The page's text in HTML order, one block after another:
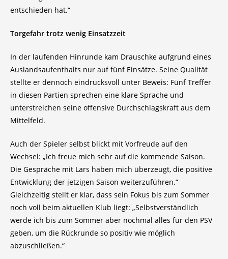
entschieden hat.“
Torgefahr trotz wenig Einsatzzeit
In der laufenden Hinrunde kam Drauschke aufgrund eines
Auslandsaufenthalts nur auf fünf Einsätze. Seine Qualität
stellte er dennoch eindrucksvoll unter Beweis: Fünf Treffer
in diesen Partien sprechen eine klare Sprache und
unterstreichen seine offensive Durchschlagskraft aus dem
Mittelfeld.
Auch der Spieler selbst blickt mit Vorfreude auf den
Wechsel: „Ich freue mich sehr auf die kommende Saison.
Die Gespräche mit Lars haben mich überzeugt, die positive
Entwicklung der jetzigen Saison weiterzuführen.“
Gleichzeitig stellt er klar, dass sein Fokus bis zum Sommer
noch voll beim aktuellen Klub liegt: „Selbstverständlich
werde ich bis zum Sommer aber nochmal alles für den PSV
geben, um die Rückrunde so positiv wie möglich
abzuschließen.“